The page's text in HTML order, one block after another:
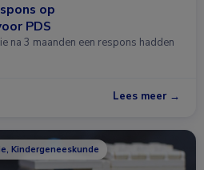
op
PDS
na 3 maanden een respons hadden
Lees meer →
Kindergeneeskunde